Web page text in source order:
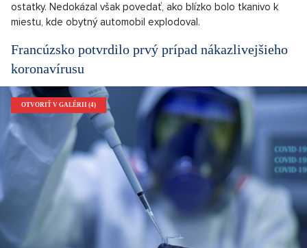
ostatky. Nedokázal však povedať, ako blízko bolo tkanivo k
miestu, kde obytný automobil explodoval.
Francúzsko potvrdilo prvý prípad nákazlivejšieho
koronavírusu
OTVORIŤ V GALÉRII (4)